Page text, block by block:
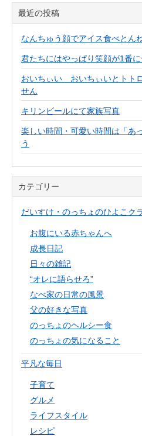
最近の投稿
なんちゅう顔でアイス食べとん
君たちにはやっぱり笑顔が1番に
おいちぃい おいちぃいとトト
せん
キリンビールにて家族写真
楽しい時間・可愛い時間は「あ
う
カテゴリー
だいすけ・のっちょのひよこク
お腹にいる赤ちゃんへ
成長日記
日々の雑記
“オレに語らせろ”
なべ家の日常の風景
父の好きな写真
のっちょのヘルシー食
のっちょの気になること
平凡な毎日
子育て
グルメ
ライフスタイル
レシピ